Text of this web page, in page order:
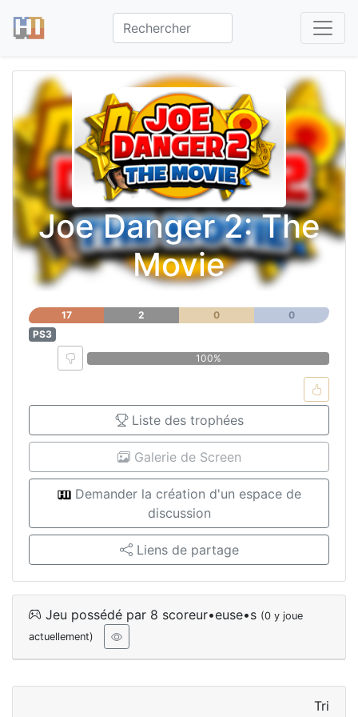
Joe Danger 2: The
Movie
17 2 0
0
PS3
100%
Liste des trophées
Galerie de Screen
Demander la création d'un espace de
discussion
Liens de partage
Jeu possédé par 8 scoreur•euse•s (0 y joue
actuellement)
Tri